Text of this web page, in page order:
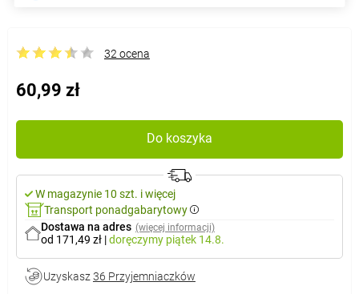
32 ocena
60,99 zł
Do koszyka
W magazynie 10 szt. i więcej
Transport ponadgabarytowy
Dostawa na adres (więcej informacji)
od 171,49 zł |doręczymy piątek 14.8.
Uzyskasz 36 Przyjemniaczków